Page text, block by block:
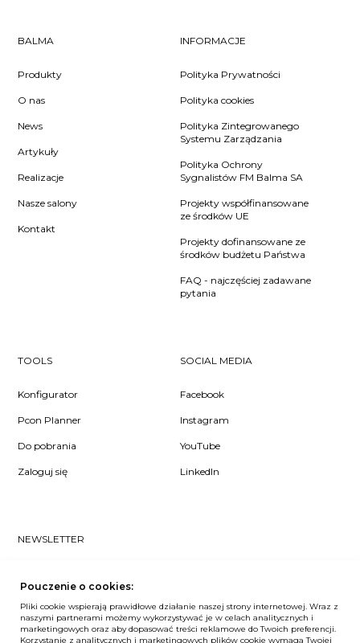
BALMA
Produkty
O nas
News
Artykuły
Realizacje
Nasze salony
Kontakt
INFORMACJE
Polityka Prywatności
Polityka cookies
Polityka Zintegrowanego
Systemu Zarządzania
Polityka Ochrony
Sygnalistów FM Balma SA
Projekty współfinansowane
ze środków UE
Projekty dofinansowane ze
środków budżetu Państwa
FAQ - najczęściej zadawane
pytania
TOOLS
Konfigurator
Pcon Planner
Do pobrania
Zaloguj się
SOCIAL MEDIA
Facebook
Instagram
YouTube
LinkedIn
NEWSLETTER
się do naszego #nospam newslettera!
ZAPISZ MNIE
Pouczenie o cookies:
Pliki cookie wspierają prawidłowe działanie naszej strony internetowej. Wraz z
naszymi partnerami możemy wykorzystywać je w celach analitycznych i
marketingowych oraz aby dopasować treści reklamowe do Twoich preferencji.
Korzystanie z analitycznych i marketingowych plików cookie wymaga Twojej